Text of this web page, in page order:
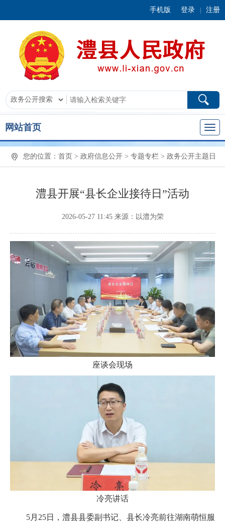
手机版 登录 注册
网站首页
您的位置： 首页 > 政府信息公开 > 专题专栏 > 政务公开主题日
澧县开展“县长企业接待日”活动
2026-05-27 11:45 来源：以澧为荣
座谈会现场
冷亮讲话
5月25日，澧县县委副书记、县长冷亮前往湖南萌恒服